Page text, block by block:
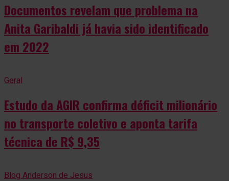
Documentos revelam que problema na
Anita Garibaldi já havia sido identificado
em 2022
Geral
Estudo da AGIR confirma déficit milionário
no transporte coletivo e aponta tarifa
técnica de R$ 9,35
Blog Anderson de Jesus